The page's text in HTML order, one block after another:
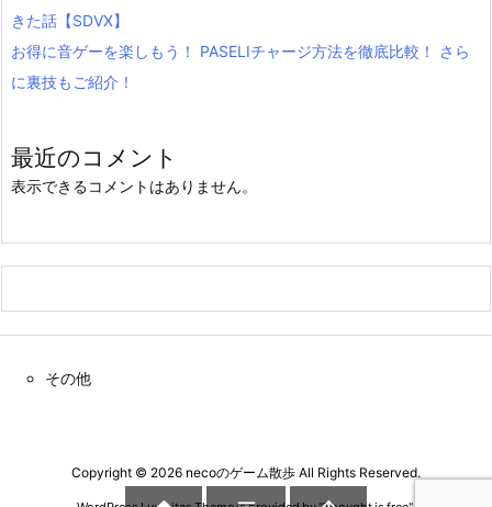
きた話【SDVX】
お得に音ゲーを楽しもう！ PASELIチャージ方法を徹底比較！ さら
に裏技もご紹介！
最近のコメント
表示できるコメントはありません。
その他
Copyright © 2026 necoのゲーム散歩 All Rights Reserved.